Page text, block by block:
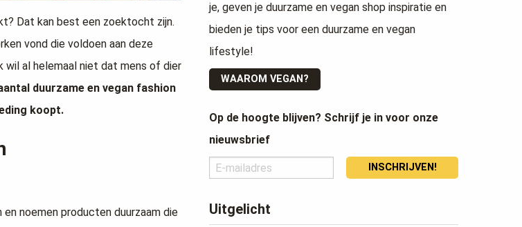
Dat kan best een zoektocht zijn.
vond die voldoen aan deze
wil al helemaal niet dat mens of dier
duurzame en vegan fashion
koopt.
noemen producten duurzaam die
je, geven je duurzame en vegan shop inspiratie en
bieden je tips voor een duurzame en vegan
lifestyle!
WAAROM VEGAN?
Op de hoogte blijven? Schrijf je in voor onze
nieuwsbrief
INSCHRIJVEN!
Uitgelicht